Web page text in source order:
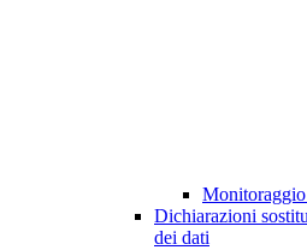
Dichiarazioni
dei dati